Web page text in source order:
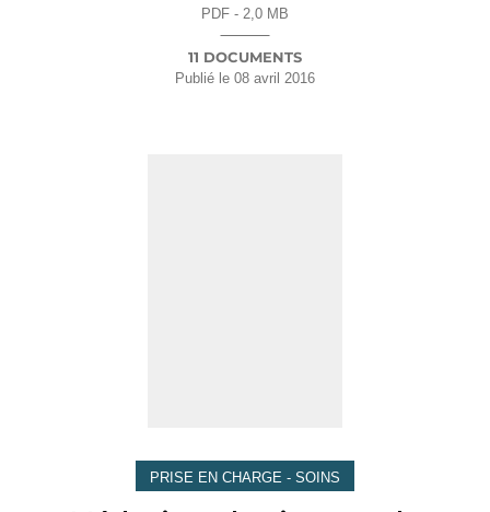
PDF - 2,0 MB
11 DOCUMENTS
Publié le 08 avril 2016
PRISE EN CHARGE - SOINS